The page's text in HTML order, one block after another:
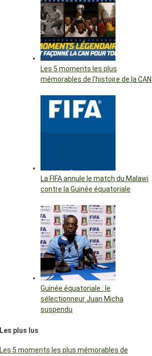
Les 5 moments les plus
mémorables de l’histoire de la CAN
La FIFA annule le match du Malawi
contre la Guinée équatoriale
Guinée équatoriale : le
sélectionneur Juan Micha
suspendu
Les plus lus
Les 5 moments les plus mémorables de